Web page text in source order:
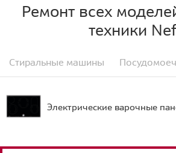
Ремонт всех
техники
Стиральные машины
Электрические варочные